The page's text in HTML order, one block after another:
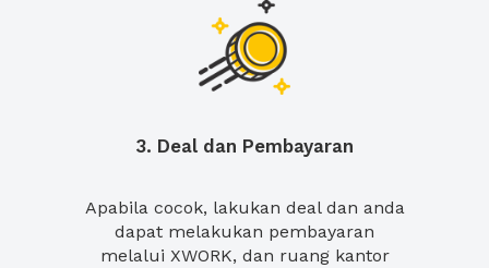
3. Deal dan Pembayaran
Apabila cocok, lakukan deal dan anda
dapat melakukan pembayaran
melalui XWORK, dan ruang kantor